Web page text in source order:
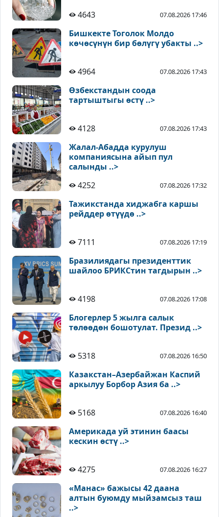
4643 07.08.2026 17:46
Бишкекте Тоголок Молдо
көчөсүнүн бир бөлүгү убакты ..>
4964 07.08.2026 17:43
Өзбекстандын соода
тартыштыгы өстү ..>
4128 07.08.2026 17:43
Жалал-Абадда курулуш
компаниясына айып пул
салынды ..>
4252
07.08.2026 17:32
Тажикстанда хиджабга каршы
рейддер өтүүдө ..>
7111 07.08.2026 17:19
Бразилиядагы президенттик
шайлоо БРИКСтин тагдырын ..>
4198 07.08.2026 17:08
Блогерлер 5 жылга салык
төлөөдөн бошотулат. Презид ..>
5318 07.08.2026 16:50
Казакстан–Азербайжан Каспий
аркылуу Борбор Азия ба ..>
5168 07.08.2026 16:40
Америкада уй этинин баасы
кескин өстү ..>
4275 07.08.2026 16:27
«Манас» бажысы 42 даана
алтын буюмду мыйзамсыз таш
..>